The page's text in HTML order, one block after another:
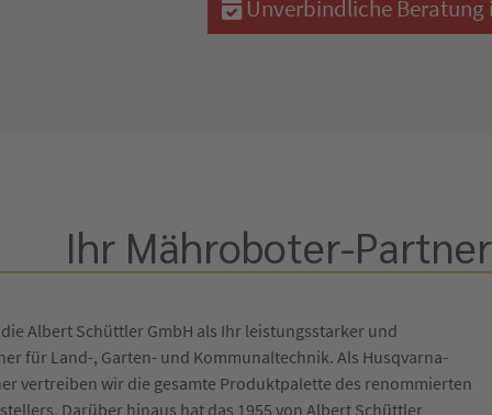
Unverbindliche Beratung
Ihr Mähroboter-
Albert Schüttler GmbH als Ihr leistungsstarker und
für Land-, Garten- und Kommunaltechnik. Als Husqvarna-
vertreiben wir die gesamte Produktpalette des renommierten
Darüber hinaus hat das 1955 von Albert Schüttler